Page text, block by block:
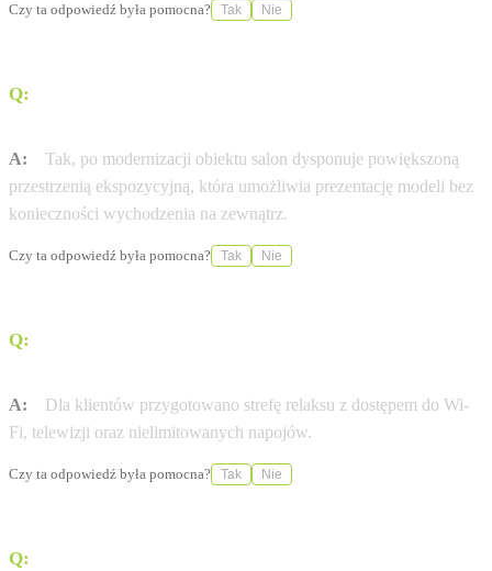
Czy ta odpowiedź była pomocna? Tak Nie
Q:
A:
Tak, po modernizacji obiektu salon dysponuje powiększoną
przestrzenią ekspozycyjną, która umożliwia prezentację modeli bez
konieczności wychodzenia na zewnątrz.
Czy ta odpowiedź była pomocna? Tak Nie
Q:
A:
Dla klientów przygotowano strefę relaksu z dostępem do Wi-
Fi, telewizji oraz nielimitowanych napojów.
Czy ta odpowiedź była pomocna? Tak Nie
Q: